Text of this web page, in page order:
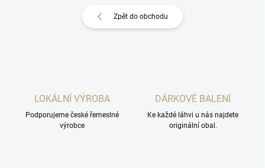
Zpět do obchodu
LOKÁLNÍ VÝROBA
Podporujeme české řemeslné
výrobce
DÁRKOVÉ BALENÍ
Ke každé láhvi u nás najdete
originální obal.